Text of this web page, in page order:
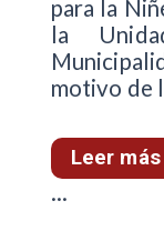
para la
la
motivo de
Leer más
...